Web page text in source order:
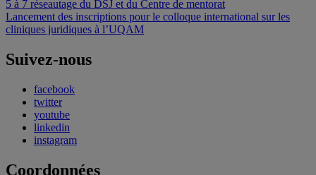
Navigation
de
5 à 7 réseautage du DSJ et du Centre de mentorat
Lancement des inscriptions pour le colloque international sur les
cliniques juridiques à l’UQAM
Suivez-nous
facebook
twitter
youtube
linkedin
instagram
Coordonnées